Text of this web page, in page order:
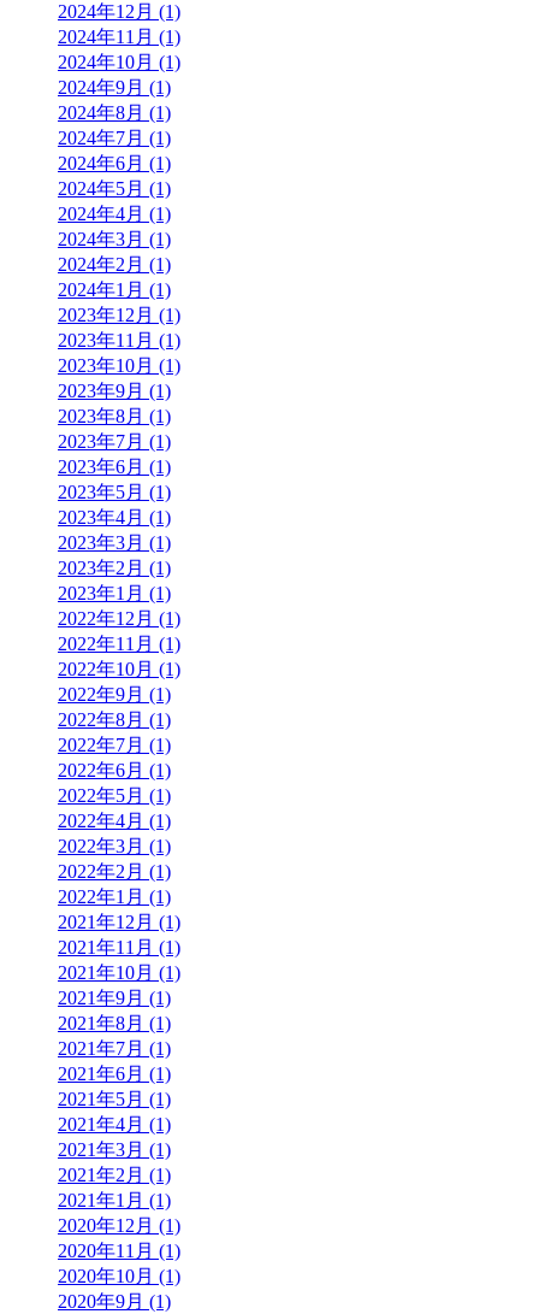
2024年12月 (1)
2024年11月 (1)
2024年10月 (1)
2024年9月 (1)
2024年8月 (1)
2024年7月 (1)
2024年6月 (1)
2024年5月 (1)
2024年4月 (1)
2024年3月 (1)
2024年2月 (1)
2024年1月 (1)
2023年12月 (1)
2023年11月 (1)
2023年10月 (1)
2023年9月 (1)
2023年8月 (1)
2023年7月 (1)
2023年6月 (1)
2023年5月 (1)
2023年4月 (1)
2023年3月 (1)
2023年2月 (1)
2023年1月 (1)
2022年12月 (1)
2022年11月 (1)
2022年10月 (1)
2022年9月 (1)
2022年8月 (1)
2022年7月 (1)
2022年6月 (1)
2022年5月 (1)
2022年4月 (1)
2022年3月 (1)
2022年2月 (1)
2022年1月 (1)
2021年12月 (1)
2021年11月 (1)
2021年10月 (1)
2021年9月 (1)
2021年8月 (1)
2021年7月 (1)
2021年6月 (1)
2021年5月 (1)
2021年4月 (1)
2021年3月 (1)
2021年2月 (1)
2021年1月 (1)
2020年12月 (1)
2020年11月 (1)
2020年10月 (1)
2020年9月 (1)